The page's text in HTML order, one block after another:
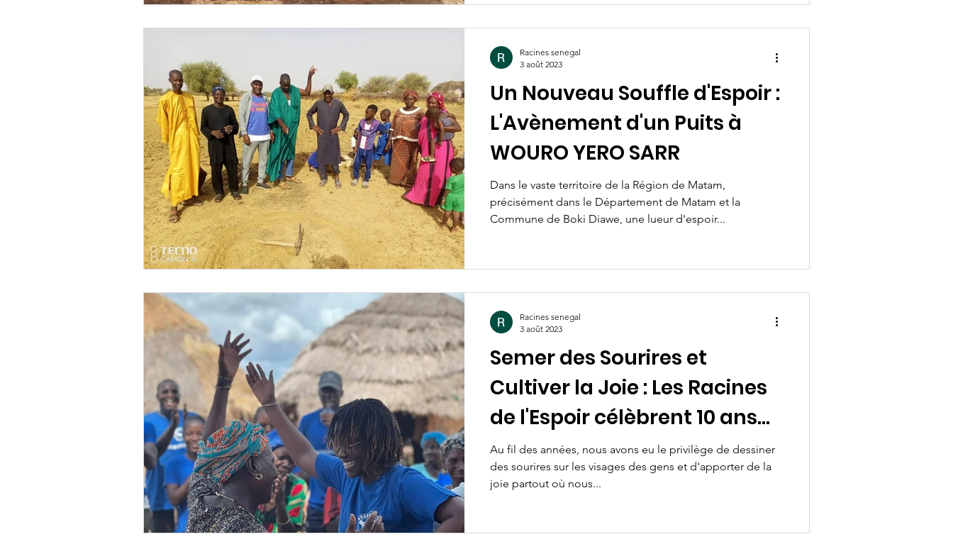
Un Nouveau Souffle d'Espoir :
L'Avènement d'un Puits à
WOURO YERO SARR
Dans le vaste territoire de la Région de Matam,
précisément dans le Département de Matam et la
Commune de Boki Diawe, une lueur d'espoir...
Racines senegal
3 août 2023
Semer des Sourires et
Cultiver la Joie : Les Racines
de l'Espoir célèbrent 10 ans
d'engagement !
Au fil des années, nous avons eu le privilège de dessiner
des sourires sur les visages des gens et d'apporter de la
joie partout où nous...
Racines senegal
3 août 2023